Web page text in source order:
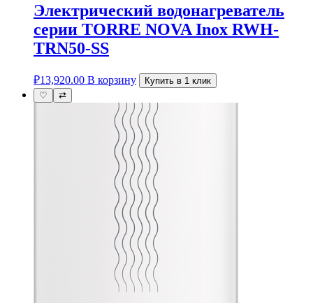
Электрический водонагреватель
серии TORRE NOVA Inox RWH-
TRN50-SS
₽13,920.00 В корзину
Купить в 1 клик
♡
⇄